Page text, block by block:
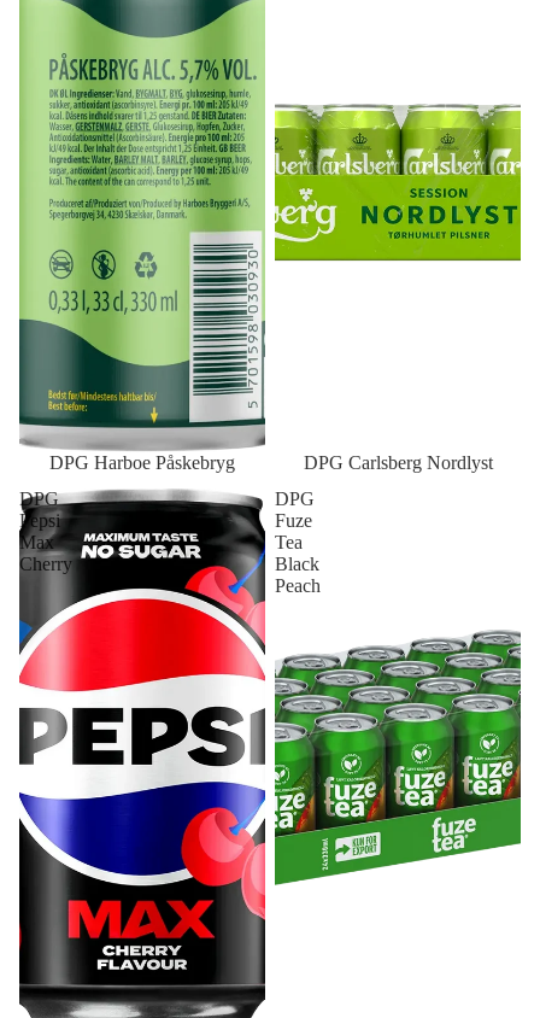
DPG Harboe Påskebryg
DPG Carlsberg Nordlyst
DPG
Pepsi
Max
Cherry
DPG
Fuze
Tea
Black
Peach